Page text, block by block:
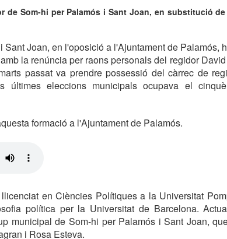
de Som-hi per Palamós i Sant Joan, en substitució de
Sant Joan, en l'oposició a l'Ajuntament de Palamós,
la renúncia per raons personals del regidor
passat va prendre possessió del càrrec de
últimes eleccions municipals ocupava el
formació a l'Ajuntament de Palamós.
en Ciències Polítiques a la Universitat
política per la Universitat de Barcelona.
municipal de Som-hi per Palamós i Sant Joan,
i Rosa Esteva.